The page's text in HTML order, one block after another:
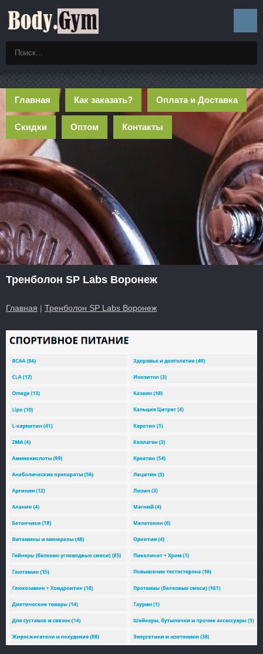
Главная Как заказать? Оплата и Доставка
Скидки Оптом Контакты
Тренболон SP Labs Воронеж
Главная | Тренболон SP Labs Воронеж